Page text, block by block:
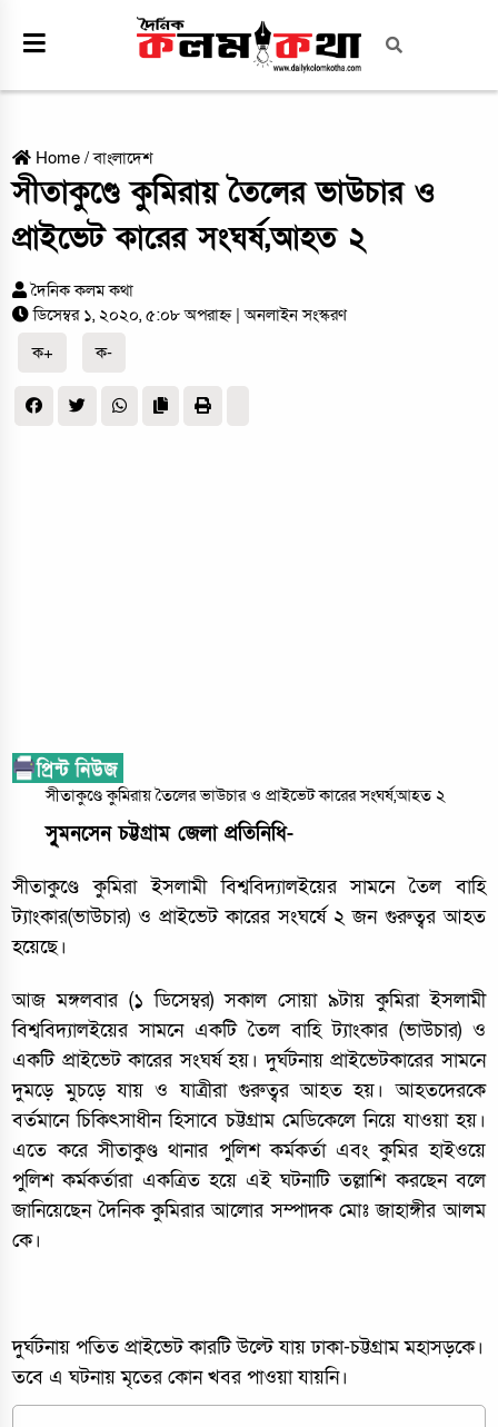
Home /বাংলাদেশ
সীতাকুণ্ডে কুমিরায় তৈলের ভাউচার ও
প্রাইভেট কারের সংঘর্ষ,আহত ২
দৈনিক কলম কথা
ডিসেম্বর ১, ২০২০, ৫:০৮ অপরাহ্ন | অনলাইন সংস্করণ
ক+
ক-
সীতাকুণ্ডে কুমিরায় তৈলের ভাউচার ও প্রাইভেট কারের সংঘর্ষ,আহত ২
সুৃমনসেন চট্টগ্রাম জেলা প্রতিনিধি-
সীতাকুণ্ডে কুমিরা ইসলামী বিশ্ববিদ্যালইয়ের সামনে তৈল বাহি
ট্যাংকার(ভাউচার) ও প্রাইভেট কারের সংঘর্ষে ২ জন গুরুত্বর আহত
হয়েছে।
আজ মঙ্গলবার (১ ডিসেম্বর) সকাল সোয়া ৯টায় কুমিরা ইসলামী
বিশ্ববিদ্যালইয়ের সামনে একটি তৈল বাহি ট্যাংকার (ভাউচার) ও
এক‌টি প্রাইভেট কারের সংঘর্ষ হয়। দুর্ঘটনায় প্রাইভেটকারের সামনে
দুমড়ে মুচড়ে যায় ও যাত্রীরা গুরুত্বর আহত হয়। আহতদেরকে
বর্তমানে চিকিৎসাধীন হিসাবে চট্টগ্রাম মেডিকেলে নিয়ে যাওয়া হয়।
এতে করে সীতাকুণ্ড থানার পুলিশ কর্মকর্তা এবং কুমির হাইওয়ে
পুলিশ কর্মকর্তারা একত্রিত হয়ে এই ঘটনাটি তল্লাশি করছেন বলে
জানিয়েছেন দৈনিক কুমিরার আলোর সম্পাদক মোঃ জাহাঙ্গীর আলম
কে।
দুর্ঘটনায় প‌তিত প্রাইভেট কারটি উল্টে যায় ঢাকা-চট্টগ্রাম মহাসড়কে।
তবে এ ঘটনায় মৃতের কোন খবর পাওয়া যায়নি।